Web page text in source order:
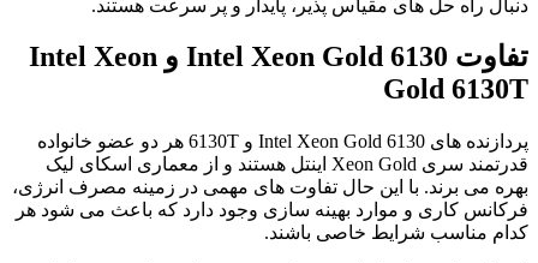
دنبال راه حل های مقیاس پذیر، پایدار و پر سرعت هستند.
تفاوت Intel Xeon Gold 6130 و Intel Xeon
Gold 6130T
پردازنده های Intel Xeon Gold 6130 و 6130T هر دو عضو خانواده
قدرتمند سری Xeon Gold اینتل هستند و از معماری اسکای لیک
بهره می برند. با این حال تفاوت های مهمی در زمینه مصرف انرژی،
فرکانس کاری و موارد بهینه سازی وجود دارد که باعث می شود هر
کدام مناسب شرایط خاصی باشند.